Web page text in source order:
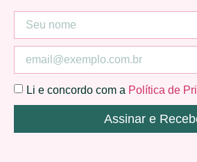
Li e concordo com a Política de
Assinar e